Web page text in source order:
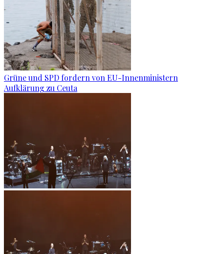
Grüne und SPD fordern von EU-Innenministern
Aufklärung zu Ceuta